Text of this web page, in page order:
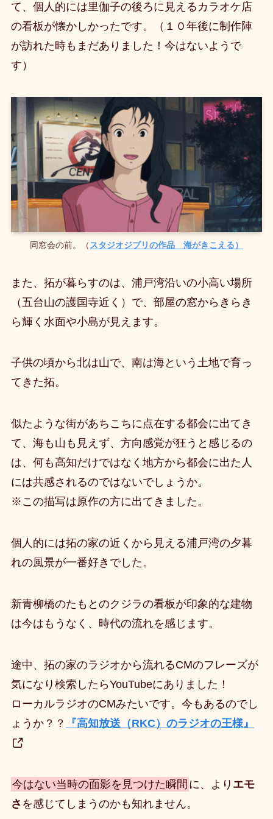
て、個人的には里伽子の後ろに見えるカラオケ店
の看板が懐かしかったです。（１０年後に制作陣
が訪れた時もまだありました！今はないようで
す）
同窓会の前。（ スタジオジブリの作品 海がきこえる）
また、拓が暮らすのは、浦戸湾沿いの小高い場所
（五台山の護国寺近く）で、部屋の窓からきらき
ら輝く水面や小島が見えます。
子供の頃から北は山で、南は海という土地で育っ
てきた拓。
似たような街があちこちに点在する都会に出てき
て、海も山も見えず、方向感覚が狂うと感じるの
は、何も高知だけではなく地方から都会に出た人
には共感されるのではないでしょうか。
※この描写は原作の方に出てきました。
個人的には拓の家の近くから見える浦戸湾の夕暮
れの風景が一番好きでした。
新青柳橋のたもとのクジラの看板が印象的な建物
は今はもうなく、時代の流れを感じます。
途中、拓の家のラジオから流れるCMのフレーズが
気になり検索したらYouTubeにありました！
ローカルラジオのCMみたいです。今もあるのでし
ょうか？？
『高知放送（RKC）のラジオの王様』
今はない当時の面影を見つけた瞬間 に、より エモ
さ を感じてしまうのかも知れません。